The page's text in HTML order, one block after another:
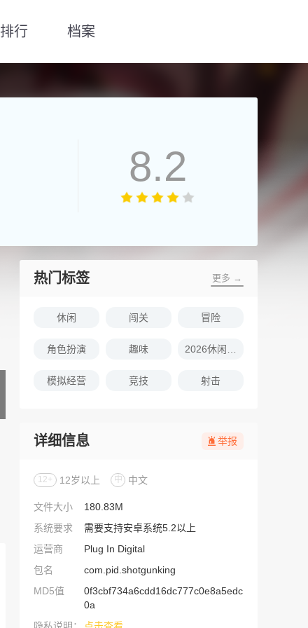
排行 档案
8.2
热门标签 更多 →
休闲 闯关 冒险
角色扮演 趣味
模拟经营 竞技 射击
详细信息 举报
12+ 12岁以上 中 中文
文件大小
180.83M
系统要求
需要支持安卓系统5.2以上
运营商
Plug In Digital
包名
com.pid.shotgunking
MD5值
0f3cbf734a6cdd16dc777c0e8a5edc
0a